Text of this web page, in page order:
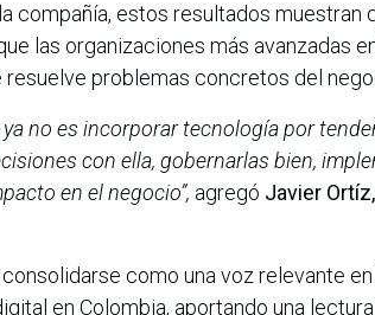
compañía, estos resultados muestran
las organizaciones más avanzadas
problemas concretos del
no es incorporar tecnología por
con ella, gobernarlas bien,
en el negocio”, agregó Javier
como una voz relevante
en Colombia, aportando una